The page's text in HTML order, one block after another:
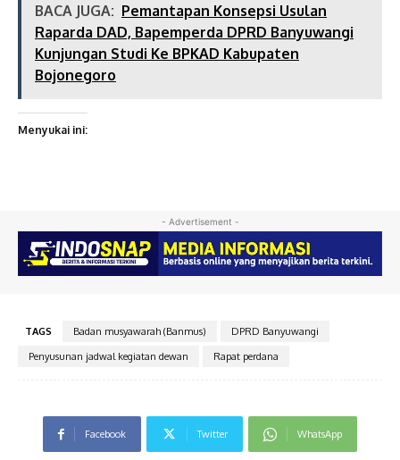
BACA JUGA: Pemantapan Konsepsi Usulan
Raparda DAD, Bapemperda DPRD Banyuwangi
Kunjungan Studi Ke BPKAD Kabupaten
Bojonegoro
Menyukai ini:
- Advertisement -
TAGS Badan musyawarah (Banmus)
DPRD Banyuwangi
Penyusunan jadwal kegiatan dewan
Rapat perdana
Facebook Twitter WhatsApp